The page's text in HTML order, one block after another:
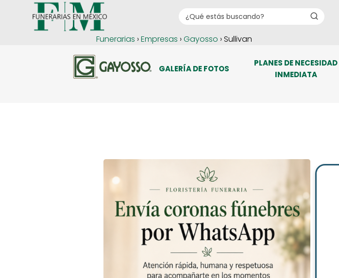
Funerarias ›Empresas ›Gayosso › Sullivan
GALERÍA DE FOTOS
PLANES DE NECESIDAD
INMEDIATA